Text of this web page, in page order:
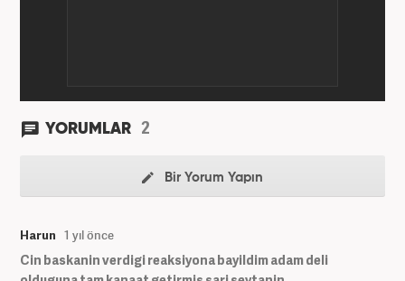
YORUMLAR 2
Bir Yorum Yapın
Harun 1 yıl önce
Cin baskanin verdigi reaksiyona bayildim adam deli